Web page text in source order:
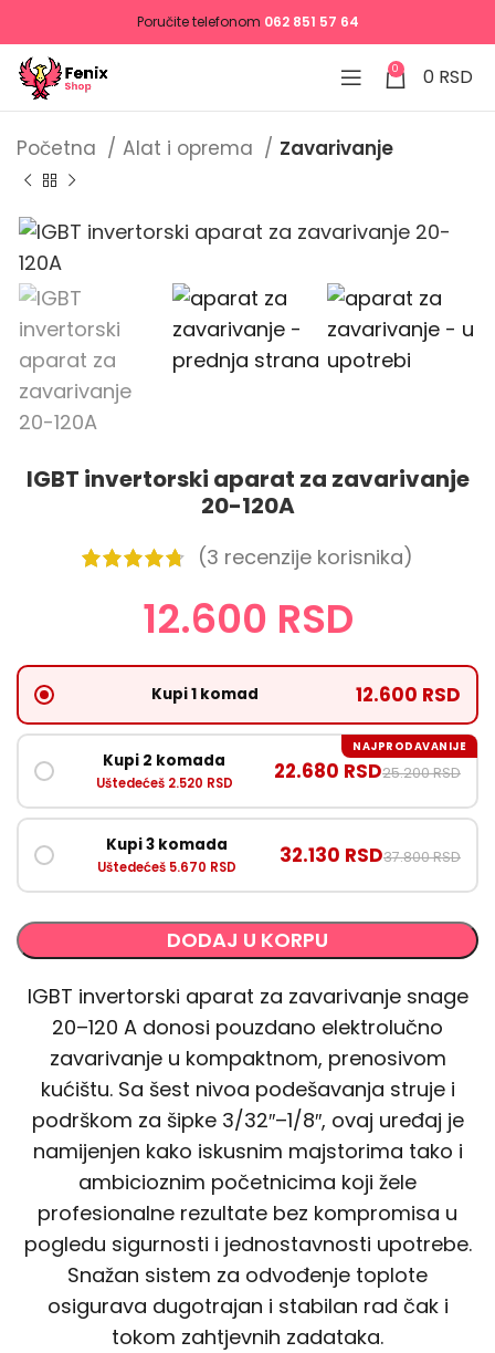
Poručite telefonom 062 851 57 64
0 0 RSD
Početna Alat i oprema Zavarivanje
IGBT invertorski aparat za zavarivanje
20-120A
(3 recenzije korisnika)
12.600 RSD
Kupi 1 komad 12.600 RSD
Kupi 2 komada
Uštedećeš 2.520 RSD 22.680 RSD25.200 RSD
NAJPRODAVANIJE
Kupi 3 komada
Uštedećeš 5.670 RSD 32.130 RSD37.800 RSD
DODAJ U KORPU
IGBT invertorski aparat za zavarivanje snage
20–120 A donosi pouzdano elektrolučno
zavarivanje u kompaktnom, prenosivom
kućištu. Sa šest nivoa podešavanja struje i
podrškom za šipke 3/32″–1/8″, ovaj uređaj je
namijenjen kako iskusnim majstorima tako i
ambicioznim početnicima koji žele
profesionalne rezultate bez kompromisa u
pogledu sigurnosti i jednostavnosti upotrebe.
Snažan sistem za odvođenje toplote
osigurava dugotrajan i stabilan rad čak i
tokom zahtjevnih zadataka.